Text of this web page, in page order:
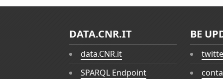
DATA.CNR.IT
data.CNR.it
SPARQL Endpoint
BE